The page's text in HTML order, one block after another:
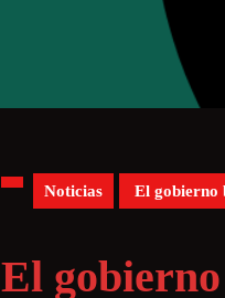
Noticias El gobierno
El